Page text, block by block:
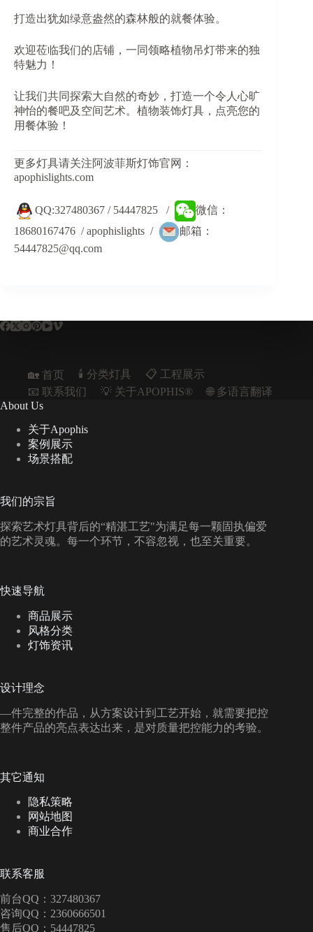
打造出犹如绿意盎然的森林般的就餐体验。
欢迎莅临我们的店铺，一同领略植物吊灯带来的独
特魅力！
让我们共同探索大自然的奇妙，打造一个令人心旷
神怡的餐吧及空间艺术。植物装饰灯具，点亮您的
用餐体验！
更多灯具请关注阿波菲斯灯饰官网：
apophislights.com
QQ:327480367 / 54447825 /
微信：
18680167476 / apophislights /
邮箱：
54447825@qq.com
🏡 首页 🕯️ 分类灯具
📋︎ 工程展示
📧 联系我们
💡 关于APOPHIS®
🌐 多语言翻译
About Us
关于Apophis
案例展示
场景搭配
我们的宗旨
探索艺术灯具背后的“精湛工艺"为满足每一颗固执偏爱
的艺术灵魂。每一个环节，不容忽视，也至关重要。
快速导航
商品展示
风格分类
灯饰资讯
设计理念
—件完整的作品，从方案设计到工艺开始，就需要把控
整件产品的亮点表达出来，是对质量把控能力的考验。
其它通知
隐私策略
网站地图
商业合作
联系客服
前台QQ：327480367
咨询QQ：2360666501
售后QQ：54447825